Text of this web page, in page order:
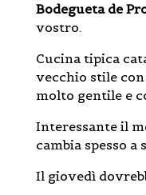
Bodegueta de
vostro.
Cucina tipica
vecchio stile
molto gentile e
Interessante il
cambia spesso a
Il giovedì